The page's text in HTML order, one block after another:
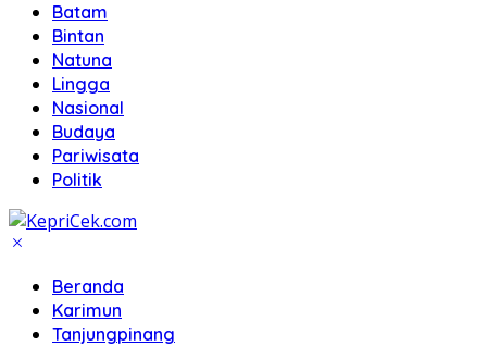
Batam
Bintan
Natuna
Lingga
Nasional
Budaya
Pariwisata
Politik
Beranda
Karimun
Tanjungpinang